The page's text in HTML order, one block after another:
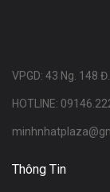
VPGD: 43 Ng. 148
HOTLINE:
Thông Tin